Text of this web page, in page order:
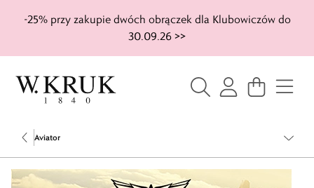
-25% przy zakupie dwóch obrączek dla Klubowiczów do
30.09.26 >>
Aviator